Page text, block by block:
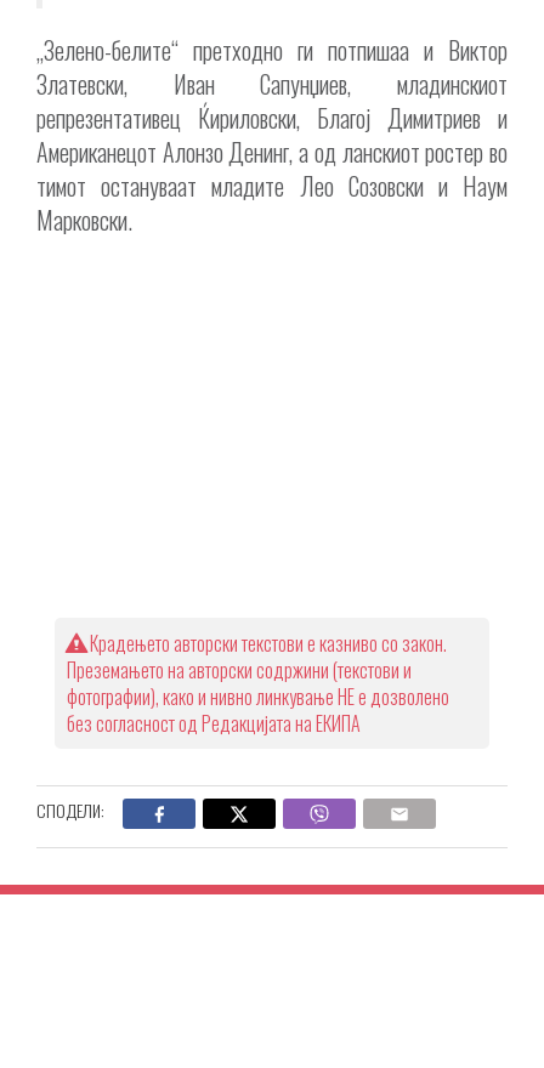
„Зелено-белите“ претходно ги потпишаа и Виктор
Златевски, Иван Сапунџиев, младинскиот
репрезентативец Ќириловски, Благој Димитриев и
Американецот Алонзо Денинг, а од ланскиот ростер во
тимот остануваат младите Лео Созовски и Наум
Марковски.
Крадењето авторски текстови е казниво со закон.
Преземањето на авторски содржини (текстови и
фотографии), како и нивно линкување НЕ е дозволено
без согласност од Редакцијата на ЕКИПА
СПОДЕЛИ: